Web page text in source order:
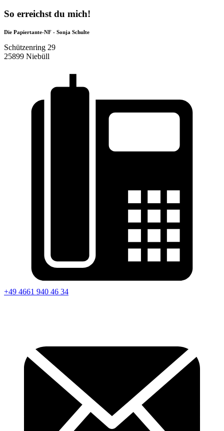
So erreichst du mich!
Die Papiertante-NF - Sonja Schulte
Schützenring 29
25899 Niebüll
+49 4661 940 46 34